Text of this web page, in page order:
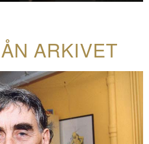
ARKIVET